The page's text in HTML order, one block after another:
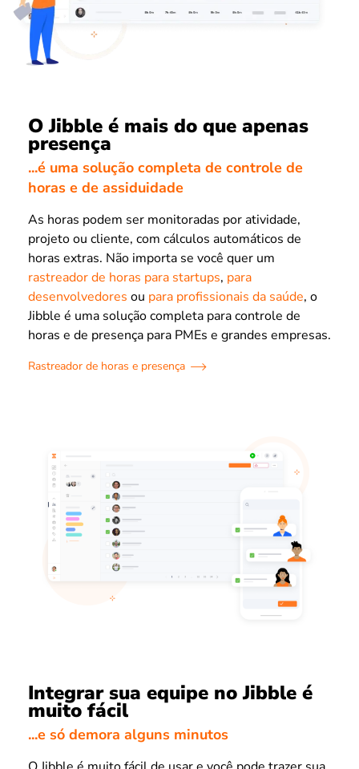
O Jibble é mais do que apenas
presença
...é uma solução completa de controle de
horas e de assiduidade
As horas podem ser monitoradas por atividade,
projeto ou cliente, com cálculos automáticos de
horas extras. Não importa se você quer um
rastreador de horas para startups, para
desenvolvedores ou para profissionais da saúde, o
Jibble é uma solução completa para controle de
horas e de presença para PMEs e grandes empresas.
Rastreador de horas e presença
Integrar sua equipe no Jibble é
muito fácil
...e só demora alguns minutos